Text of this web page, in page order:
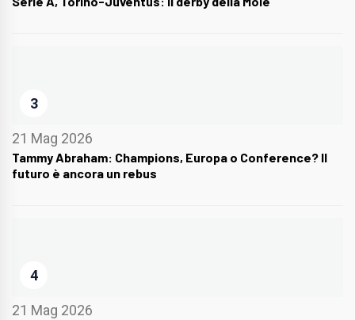
3
21 Mag 2026
Tammy Abraham: Champions, Europa o Conference? Il
futuro è ancora un rebus
4
21 Mag 2026